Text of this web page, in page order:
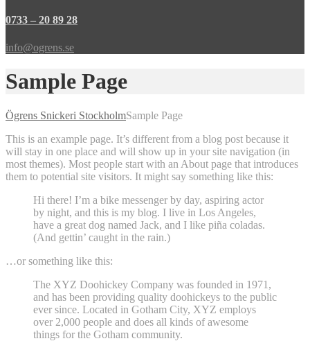
0733 – 20 89 28
info@ogrens.se
Sample Page
Ögrens Snickeri StockholmSample Page
This is an example page. It’s different from a blog post because it
will stay in one place and will show up in your site navigation (in
most themes). Most people start with an About page that introduces
them to potential site visitors. It might say something like this:
Hi there! I’m a bike messenger by day, aspiring actor
by night, and this is my blog. I live in Los Angeles,
have a great dog named Jack, and I like piña coladas.
(And gettin’ caught in the rain.)
…or something like this:
The XYZ Doohickey Company was founded in 1971,
and has been providing quality doohickeys to the public
ever since. Located in Gotham City, XYZ employs
over 2,000 people and does all kinds of awesome
things for the Gotham community.